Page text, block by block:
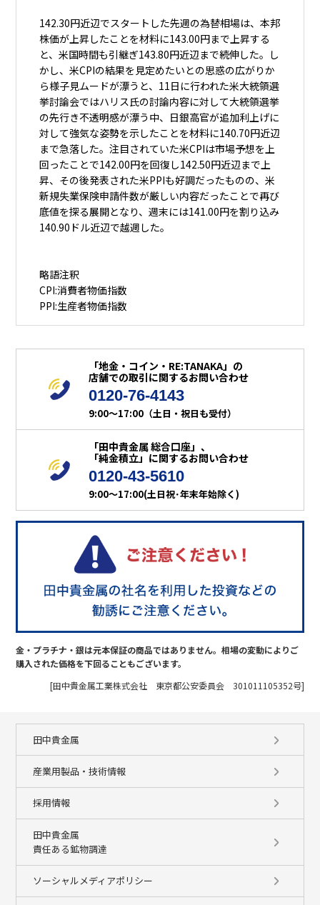
142.30円近辺でスタートした先週の為替相場は、本邦
株価が上昇したことを材料に143.00円まで上昇する
と、米国時間も引継ぎ143.80円近辺まで続伸した。し
かし、米CPIの結果を見定めたいとの思惑の広がりか
ら様子見ムードが漂うと、11日に行われた米大統領選
挙討論会ではハリス氏の討論内容に対して大統領選挙
の先行き不透明感が漂う中、日銀高官が追加利上げに
対して強気な姿勢を示したことを材料に140.70円近辺
まで急落した。注目されていた米CPIは市場予想を上
回ったことで142.00円を回復し142.50円近辺まで上
昇、その後発表された米PPIも好調だったものの、米
新規失業保険申請件数が厳しい内容だったことで再び
底値を探る展開となり、週末には141.00円を割り込み
140.90ドル近辺で越週した。
略語注釈
CPI:消費者物価指数
PPI:生産者物価指数
「地金・コイン・RE:TANAKA」の
店舗での取引に関するお問い合わせ
0120-76-4143
9:00～17:00（土日・祝日も受付）
「田中貴金属 総合口座」、
「純金積立」に関するお問い合わせ
0120-43-5610
9:00～17:00(土日祝･年末年始除く)
金・プラチナ・銀は元本保証の商品ではありません。相場の変動によりご
購入された価格を下回ることもございます。
[田中貴金属工業株式会社 東京都公安委員会 301011105352号]
田中貴金属
産業用製品・技術情報
採用情報
田中貴金属
責任ある鉱物調達
ソーシャルメディアポリシー